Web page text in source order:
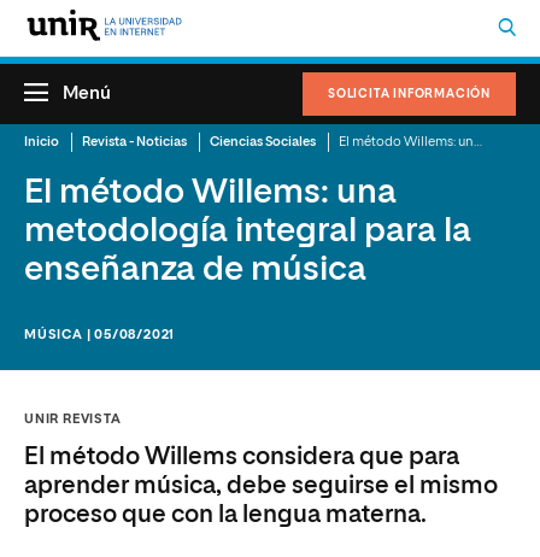
SOLICITA INFORMACIÓN
Menú
Inicio Revista - Noticias Ciencias Sociales
El método Willems: una
metodología integral para la
enseñanza de música
MÚSICA | 05/08/2021
UNIR REVISTA
El método Willems considera que para
aprender música, debe seguirse el mismo
proceso que con la lengua materna.